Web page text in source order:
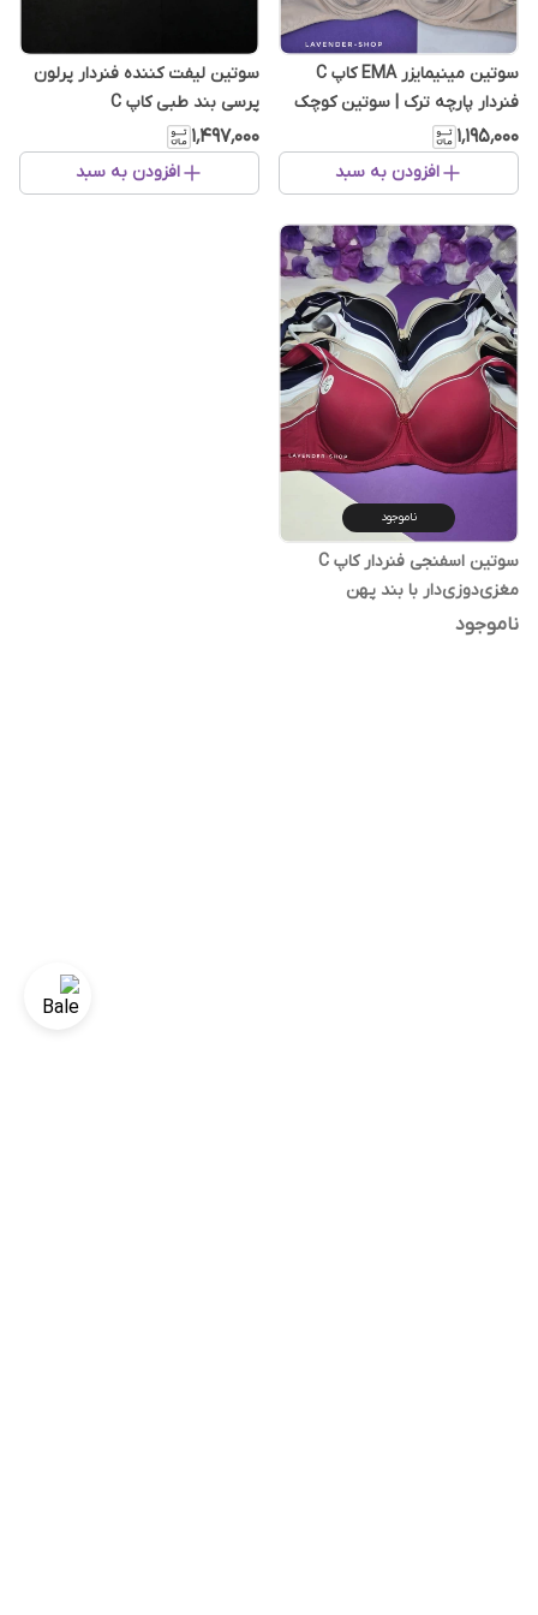
سوتین مینیمایزر EMA کاپ C
فنردار پارچه ترک | سوتین کوچک
کننده و فرم دهنده سینه
۱٬۱۹۵٬۰۰۰
افزودن به سبد
سوتین لیفت کننده فنردار پرلون
پرسی بند طبی کاپ C
۱٬۴۹۷٬۰۰۰
افزودن به سبد
ناموجود
سوتین اسفنجی فنردار کاپ C
مغزی‌دوزی‌دار با بند پهن
ناموجود